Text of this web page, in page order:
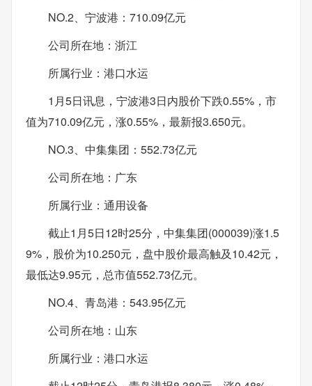
NO.2、宁波港：710.09亿元
公司所在地：浙江
所属行业：港口水运
1月5日讯息，宁波港3日内股价下跌0.55%，市
值为710.09亿元，涨0.55%，最新报3.650元。
NO.3、中集集团：552.73亿元
公司所在地：广东
所属行业：通用设备
截止1月5日12时25分，中集集团(000039)涨1.5
9%，股价为10.250元，盘中股价最高触及10.42元，
最低达9.95元，总市值552.73亿元。
NO.4、青岛港：543.95亿元
公司所在地：山东
所属行业：港口水运